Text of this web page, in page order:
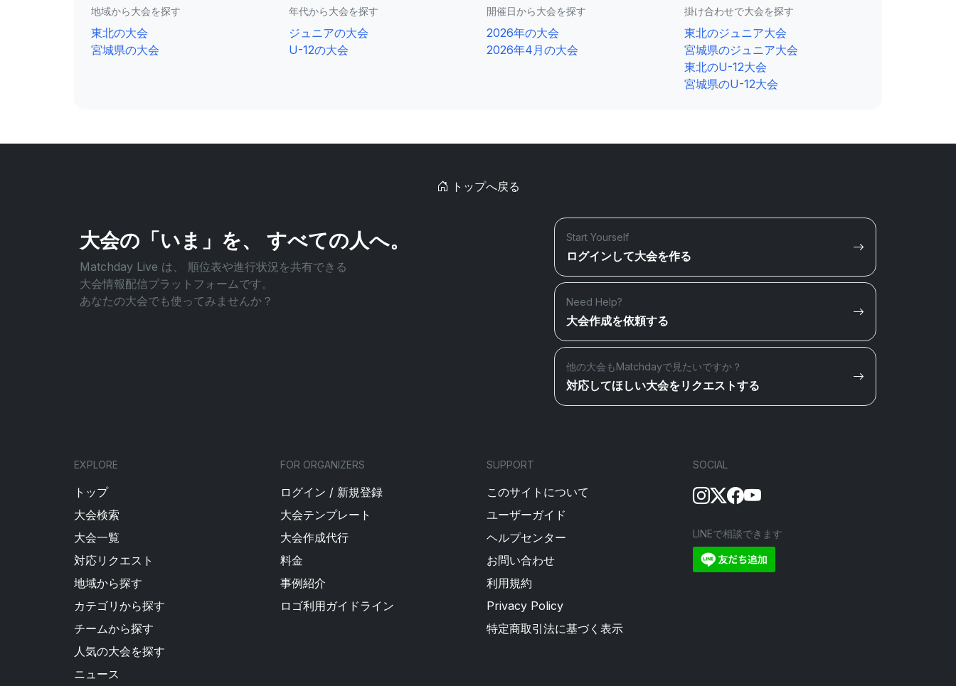
地域から大会を探す
東北の大会
宮城県の大会
年代から大会を探す
ジュニアの大会
U-12の大会
開催日から大会を探す
2026年の大会
2026年4月の大会
掛け合わせで大会を探す
東北のジュニア大会
宮城県のジュニア大会
東北のU-12大会
宮城県のU-12大会
トップへ戻る
大会の「いま」を、 すべての人へ。
Matchday Live は、 順位表や進行状況を共有できる
大会情報配信プラットフォームです。
あなたの大会でも使ってみませんか？
Start Yourself
ログインして大会を作る
Need Help?
大会作成を依頼する
他の大会もMatchdayで見たいですか？
対応してほしい大会をリクエストする
EXPLORE
トップ
大会検索
大会一覧
対応リクエスト
地域から探す
カテゴリから探す
チームから探す
人気の大会を探す
ニュース
FOR ORGANIZERS
ログイン / 新規登録
大会テンプレート
大会作成代行
料金
事例紹介
ロゴ利用ガイドライン
SUPPORT
このサイトについて
ユーザーガイド
ヘルプセンター
お問い合わせ
利用規約
Privacy Policy
特定商取引法に基づく表示
SOCIAL
LINEで相談できます